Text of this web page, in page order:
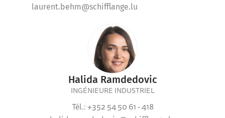
laurent.behm@schifflange.lu
Halida Ramdedovic
INGÉNIEURE INDUSTRIEL
Tél.: +352 54 50 61 - 418